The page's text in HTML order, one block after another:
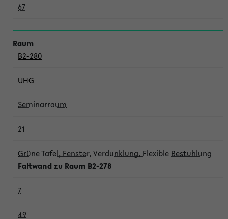
67
B2-280
UHG
Seminarraum
21
Grüne Tafel, Fenster, Verdunklung, Flexible Bestuhlung
Faltwand zu Raum B2-278
7
49